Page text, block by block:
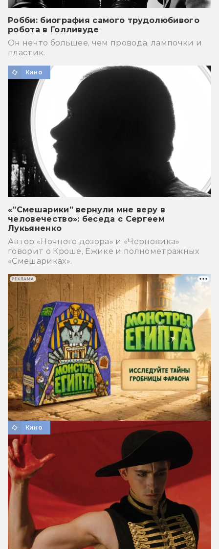
Робби: биография самого трудолюбивого
робота в Голливуде
Он нечто большее, чем провода, лампочки и
пластик.
Кино
«”Смешарики” вернули мне веру в
человечество»: беседа с Сергеем
Лукьяненко
Автор «Ночного дозора» и «Черновика»
говорит о Кроше, Ёжике и полнометражных
«Смешариках».
Кино
РЕКЛАМА